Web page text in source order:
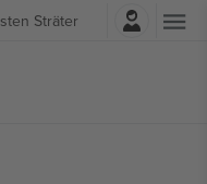
Sträter
се